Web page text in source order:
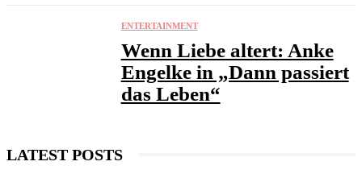
ENTERTAINMENT
Wenn Liebe altert: Anke
Engelke in „Dann passiert
das Leben“
LATEST POSTS